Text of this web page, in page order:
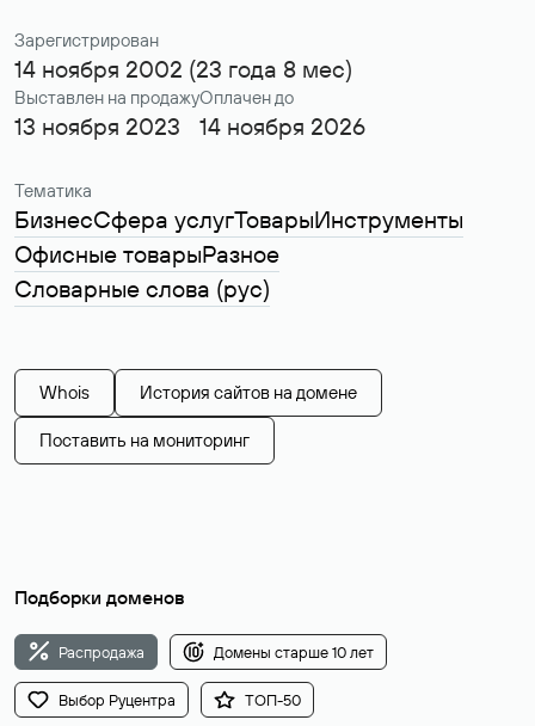
Зарегистрирован
14 ноября 2002 (23 года 8 мес)
Выставлен на продажу
13 ноября 2023
Оплачен до
14 ноября 2026
Тематика
БизнесСфера услугТоварыИнструменты
Офисные товарыРазное
Словарные слова (рус)
Whois История сайтов на домене
Поставить на мониторинг
Подборки доменов
Распродажа Домены старше 10 лет
Выбор Руцентра ТОП-50